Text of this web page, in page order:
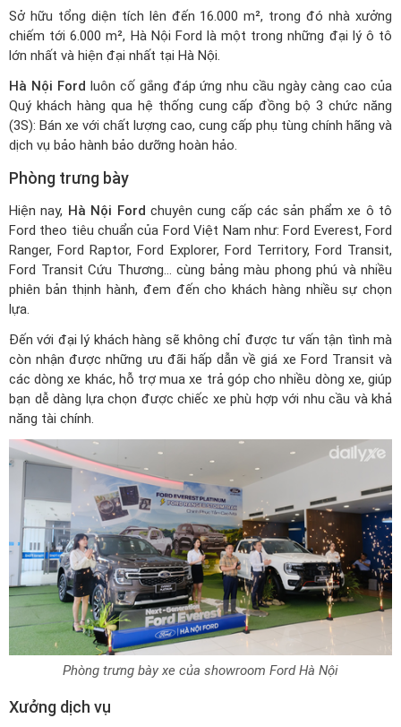
Sở hữu tổng diện tích lên đến 16.000 m², trong đó nhà xưởng
chiếm tới 6.000 m², Hà Nội Ford là một trong những đại lý ô tô
lớn nhất và hiện đại nhất tại Hà Nội.
Hà Nội Ford luôn cố gắng đáp ứng nhu cầu ngày càng cao của
Quý khách hàng qua hệ thống cung cấp đồng bộ 3 chức năng
(3S): Bán xe với chất lượng cao, cung cấp phụ tùng chính hãng và
dịch vụ bảo hành bảo dưỡng hoàn hảo.
Phòng trưng bày
Hiện nay, Hà Nội Ford chuyên cung cấp các sản phẩm xe ô tô
Ford theo tiêu chuẩn của Ford Việt Nam như: Ford Everest, Ford
Ranger, Ford Raptor, Ford Explorer, Ford Territory, Ford Transit,
Ford Transit Cứu Thương... cùng bảng màu phong phú và nhiều
phiên bản thịnh hành, đem đến cho khách hàng nhiều sự chọn
lựa.
Đến với đại lý khách hàng sẽ không chỉ được tư vấn tận tình mà
còn nhận được những ưu đãi hấp dẫn vềgiá xe Ford Transit và
các dòng xe khác, hỗ trợ mua xe trả góp cho nhiều dòng xe, giúp
bạn dễ dàng lựa chọn được chiếc xe phù hợp với nhu cầu và khả
năng tài chính.
Phòng trưng bày xe của showroom Ford Hà Nội
Xưởng dịch vụ